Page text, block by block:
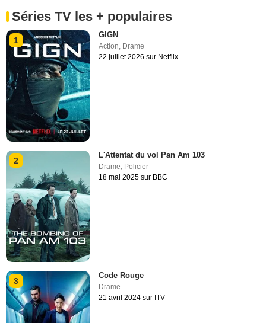
Séries TV les + populaires
1
GIGN
Action Drame
22 juillet 2026 sur Netflix
2
L'Attentat du vol Pan Am 103
Drame, Policier
18 mai 2025 sur BBC
3
Code Rouge
Drame
21 avril 2024 sur ITV